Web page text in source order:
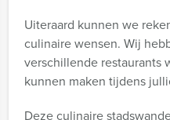
Uiteraard kunnen we
culinaire wensen. Wij
verschillende restaurants
kunnen maken tijdens
Deze culinaire